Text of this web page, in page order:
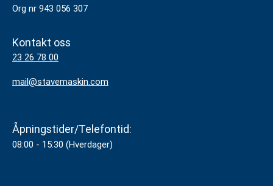
Org nr 943 056 307
Kontakt oss
23 26 78 00
mail@stavemaskin.com
Åpningstider/Telefontid:
08:00 - 15:30 (Hverdager)